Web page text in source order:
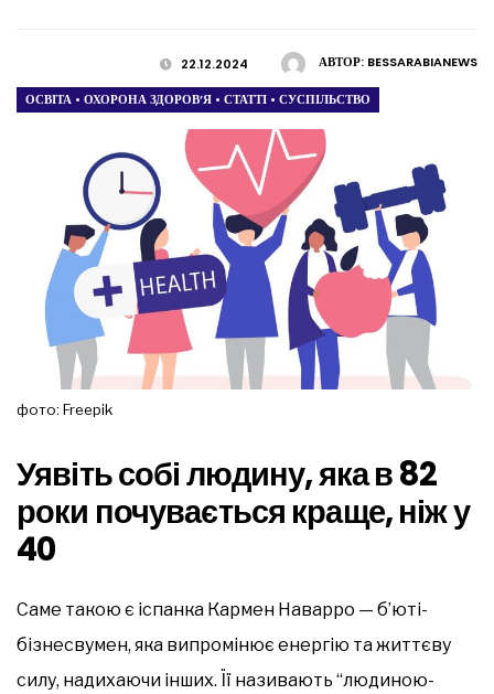
АВТОР: BESSARABIANEWS
22.12.2024
ОСВІТА • ОХОРОНА ЗДОРОВ’Я • СТАТТІ • СУСПІЛЬСТВО
фото: Freepik
Уявіть собі людину, яка в 82
роки почувається краще, ніж у
40
Саме такою є іспанка Кармен Наварро — б’юті-
бізнесвумен, яка випромінює енергію та життєву
силу, надихаючи інших. Її називають “людиною-